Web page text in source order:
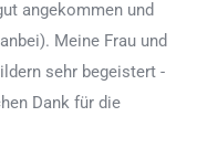
angekommen und
Meine Frau und
sehr begeistert -
Dank für die